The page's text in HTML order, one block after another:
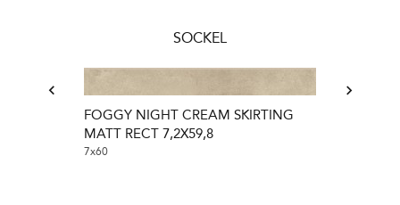
SOCKEL
FOGGY NIGHT CREAM SKIRTING
MATT RECT 7,2X59,8
7x60